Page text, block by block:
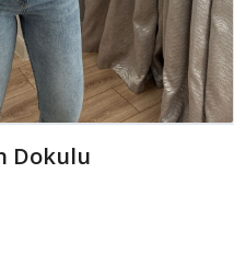
Dokulu